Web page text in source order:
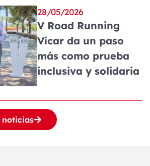
28/05/2026
V Road Running
Vícar da un paso
más como prueba
inclusiva y solidaria
noticias